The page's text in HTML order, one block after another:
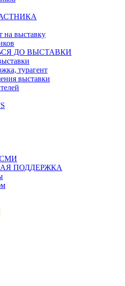
на выставку
ДО ВЫСТАВКИ
турагент
выставки
СМИ
ПОДДЕРЖКА